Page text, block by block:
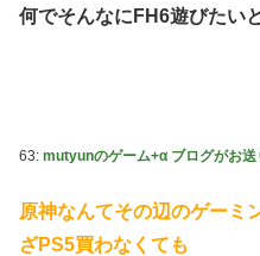
何でそんなにFH6遊びたい
63: mutyunのゲーム+α ブログがお送
原神なんてその辺のゲーミ
ざPS5買わなくても